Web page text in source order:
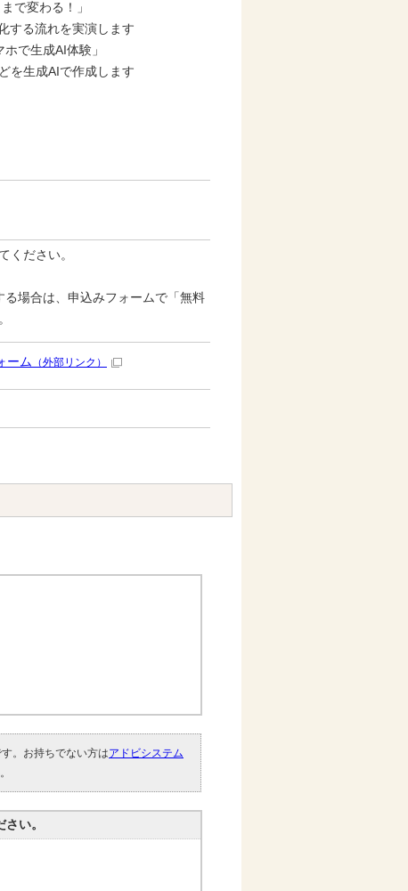
で変わる！」
する流れを実演します
で生成AI体験」
を生成AIで作成します
ください。
場合は、申込みフォームで「無料
ーム （外部リンク）
。お持ちでない方はアドビシステム
い。